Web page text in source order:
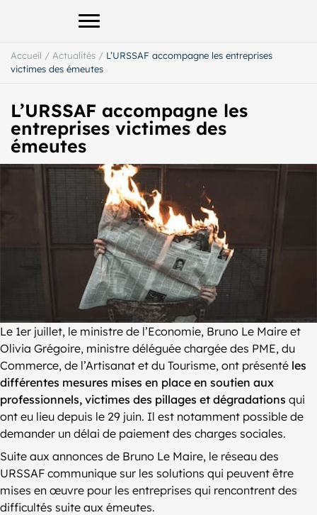
Afficher le menu principal
Accueil / Actualités / L’URSSAF accompagne les entreprises
victimes des émeutes
L’URSSAF accompagne les
entreprises victimes des
émeutes
Le 1er juillet, le ministre de l’Economie, Bruno Le Maire et
Olivia Grégoire, ministre déléguée chargée des PME, du
Commerce, de l’Artisanat et du Tourisme, ont présenté les
différentes mesures mises en place en soutien aux
professionnels, victimes des pillages et dégradations qui
ont eu lieu depuis le 29 juin. Il est notamment possible de
demander un délai de paiement des charges sociales.
Suite aux annonces de Bruno Le Maire, le réseau des
URSSAF communique sur les solutions qui peuvent être
mises en œuvre pour les entreprises qui rencontrent des
difficultés suite aux émeutes.